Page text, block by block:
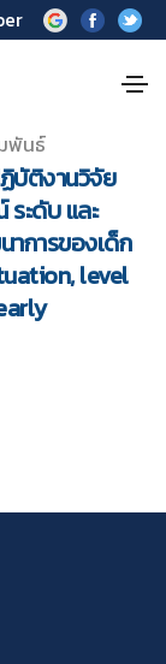
พันธ์
บัติงานวิจัย
ะดับ และ
การของเด็ก
level